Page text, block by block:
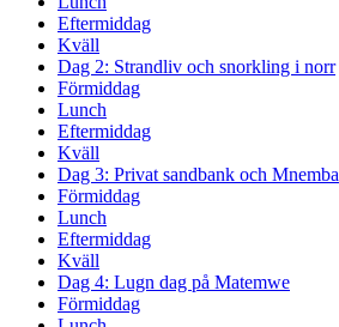
Eftermiddag
Kväll
Dag 2: Strandliv och snorkling i norr
Förmiddag
Lunch
Eftermiddag
Kväll
Dag 3: Privat sandbank och Mnemba
Förmiddag
Lunch
Eftermiddag
Kväll
Dag 4: Lugn dag på Matemwe
Förmiddag